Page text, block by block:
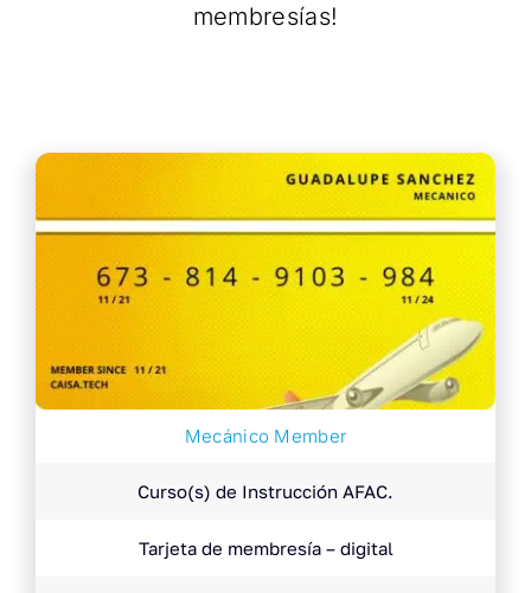
membresías!
Mecánico Member
Curso(s) de Instrucción AFAC.
Tarjeta de membresía – digital